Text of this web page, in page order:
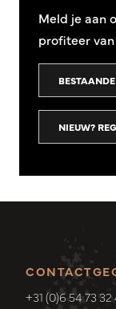
Meld je aan
profiteer
NIEUW?
+31 (0)6 54 73 32